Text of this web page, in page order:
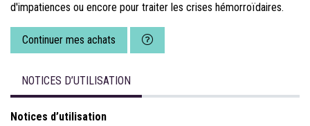
d'impatiences ou encore pour traiter les crises hémorroïdaires.
Continuer mes achats
NOTICES D’UTILISATION
Notices d’utilisation